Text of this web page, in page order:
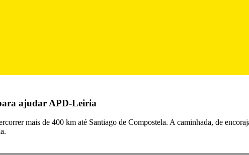
ajudar APD-Leiria
mais de 400 km até Santiago de Compostela. A caminhada, de